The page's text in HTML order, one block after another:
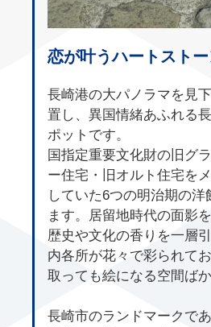
恋が叶うハートストー
長崎港の大パノラマを見
置し、異国情緒あふれる
ポットです。
国指定重要文化財の旧グ
ー住宅・旧オルト住宅を
していた6つの明治期の
ます。居留地時代の面影
歴史や文化の香りを一層
内各所が花々で彩られて
取っても絵になる空間ばか
長崎市のランドマークで